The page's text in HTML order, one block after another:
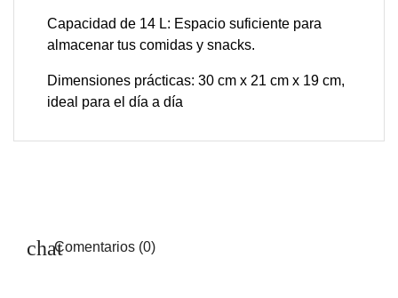
Capacidad de 14 L: Espacio suficiente para
almacenar tus comidas y snacks.
Dimensiones prácticas: 30 cm x 21 cm x 19 cm,
ideal para el día a día
Comentarios (0)